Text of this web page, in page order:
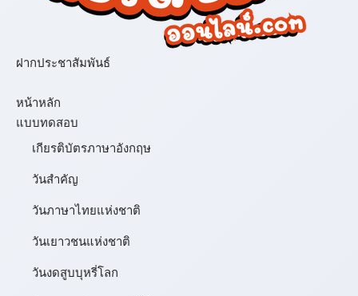
ฝากประชาสัมพันธ์
หน้าหลัก
แบบทดสอบ
เกียรติบัตรภาษาอังกฤษ
วันสำคัญ
วันภาษาไทยแห่งชาติ
วันเยาวชนแห่งชาติ
วันงดสูบบุหรี่โลก